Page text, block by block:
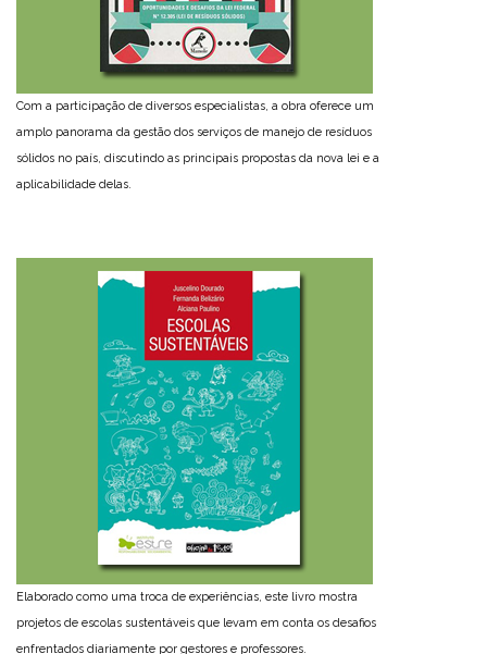
Com a participação de diversos especialistas, a obra oferece um
amplo panorama da gestão dos serviços de manejo de resíduos
sólidos no país, discutindo as principais propostas da nova lei e a
aplicabilidade delas.
Elaborado como uma troca de experiências, este livro mostra
projetos de escolas sustentáveis que levam em conta os desafios
enfrentados diariamente por gestores e professores.